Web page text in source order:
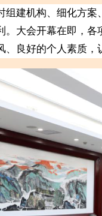
机构、细化方案
大会开幕在即，
良好的个人素质，